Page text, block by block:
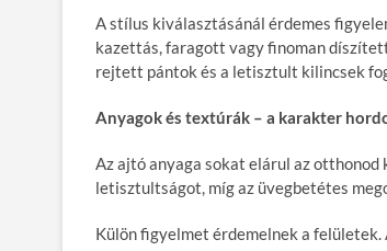
A stílus kiválasztásánál érdemes
kazettás, faragott vagy finoman
rejtett pántok és a letisztult kilincsek
Anyagok és textúrák – a karakter
Az ajtó anyaga sokat elárul az
letisztultságot, míg az üvegbetétes
Külön figyelmet érdemelnek a